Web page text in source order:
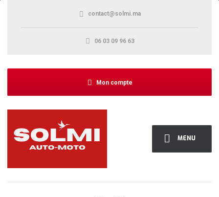
MENU
contact@solmi.ma
06 03 09 96 63
Mon compte